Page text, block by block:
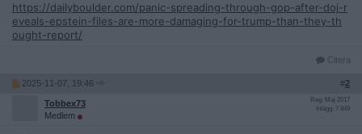
https://dailyboulder.com/panic-spreading-through-gop-after-doj-r
eveals-epstein-files-are-more-damaging-for-trump-than-they-th
ought-report/
Citera
2025-11-07, 19:46 #2
Tobbex73
Medlem
Reg: Maj 2017
Inlägg: 7 849